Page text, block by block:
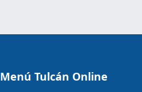
Menú Tulcán Online